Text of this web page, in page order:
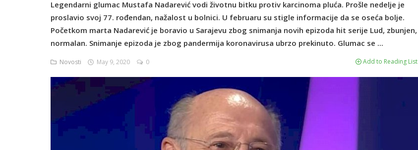
Legendarni glumac Mustafa Nadarević vodi životnu bitku protiv karcinoma pluća. Prošle nedelje je
proslavio svoj 77. rođendan, nažalost u bolnici. U februaru su stigle informacije da se oseća bolje.
Početkom marta Nadarević je boravio u Sarajevu zbog snimanja novih epizoda hit serije Lud, zbunjen,
normalan. Snimanje epizoda je zbog pandermija koronavirusa ubrzo prekinuto. Glumac se ...
Novosti May 9, 2020 0 Add to Reading List